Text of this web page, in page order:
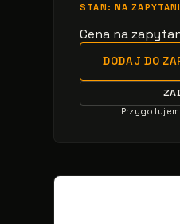
STAN: NA
Cena na
DODAJ DO